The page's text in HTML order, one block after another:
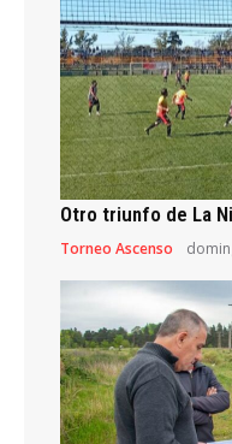
Otro triunfo de La
Torneo Ascenso